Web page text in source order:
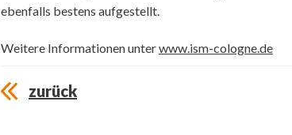
ebenfalls bestens aufgestellt.
Weitere Informationen unterwww.ism-cologne.de
zurück